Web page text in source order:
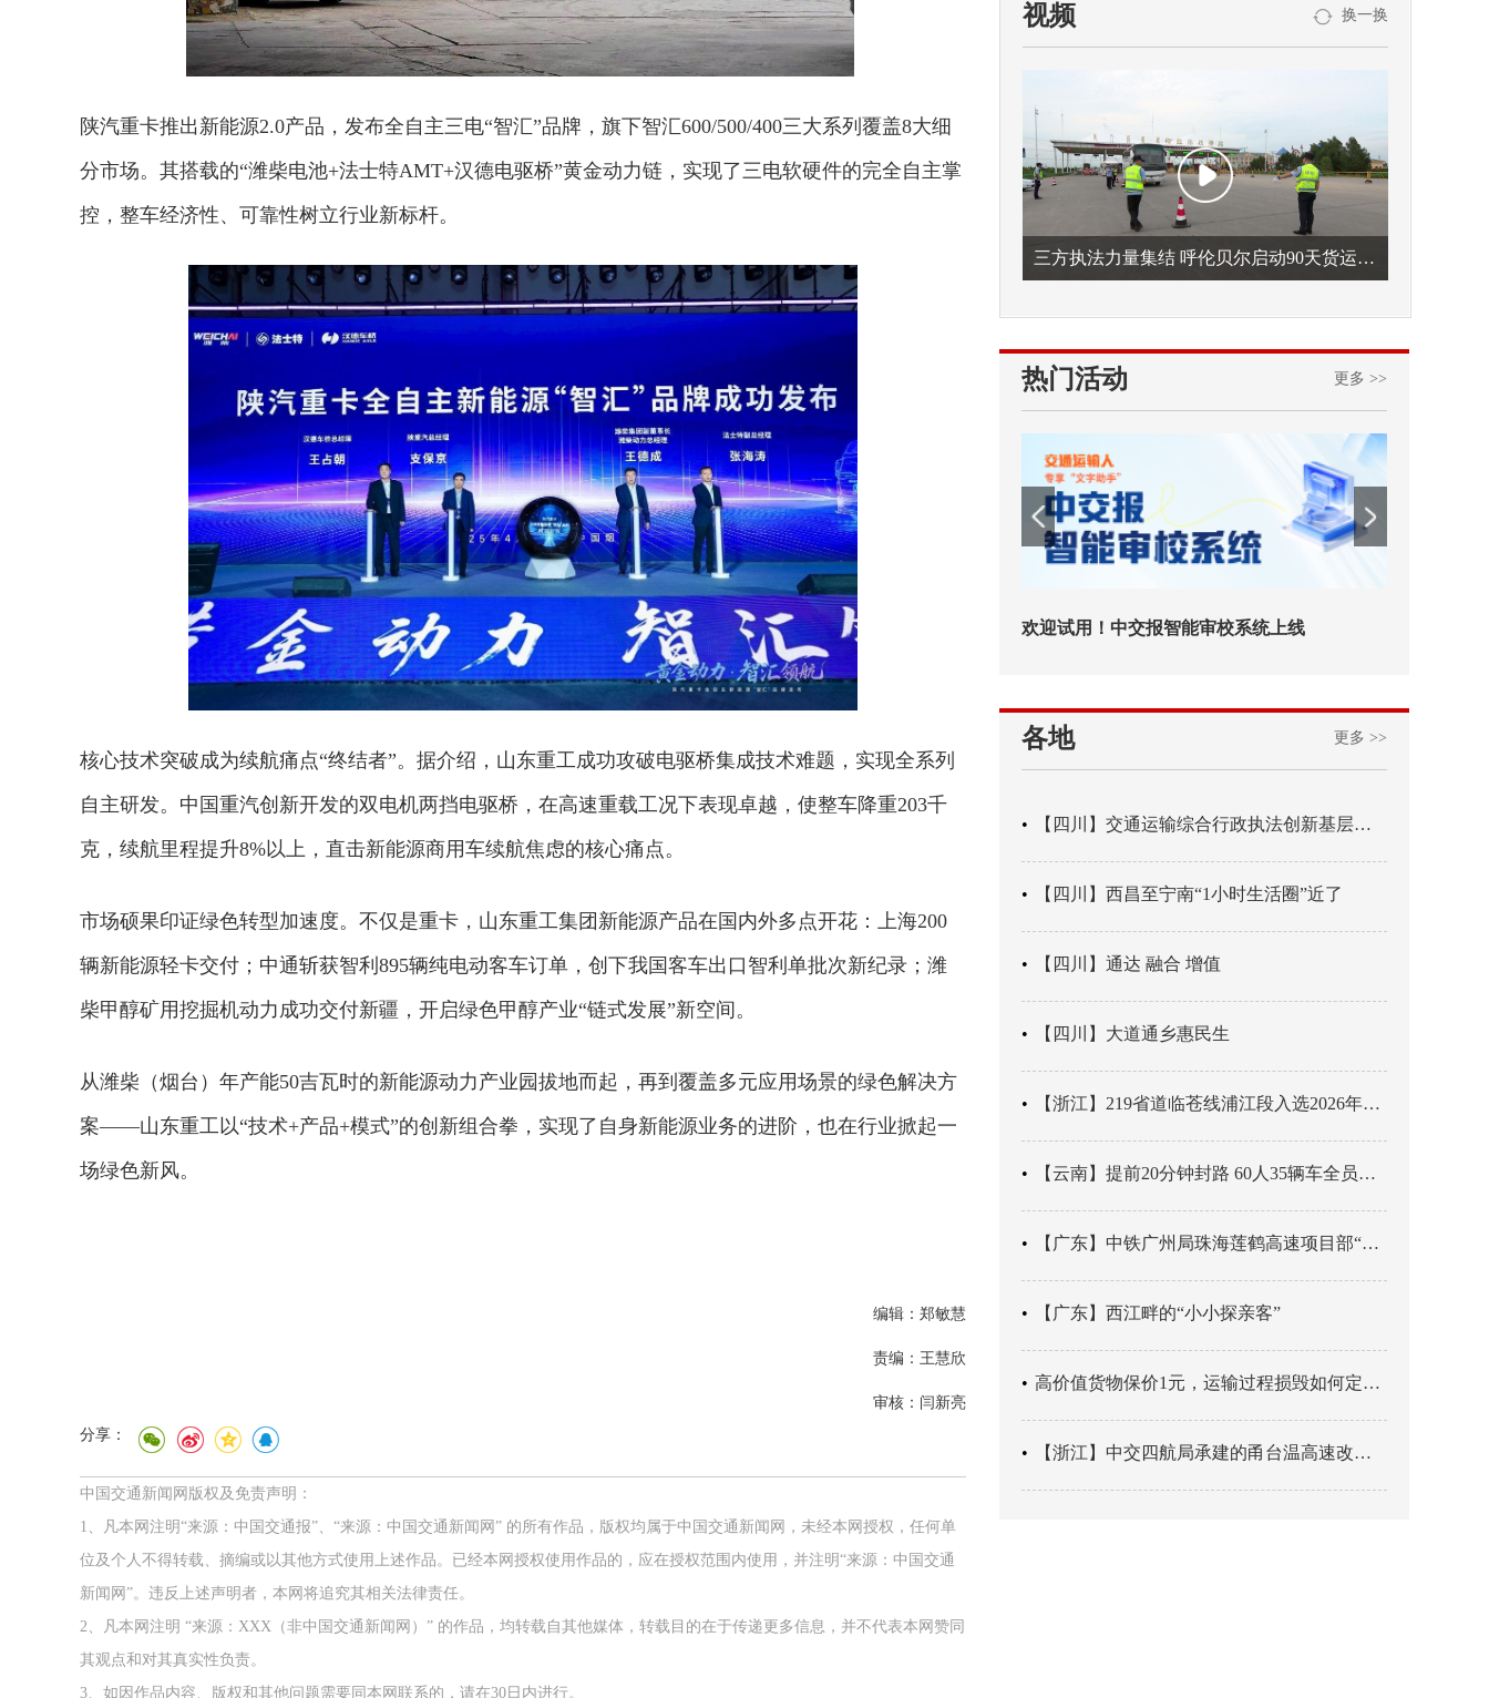
陕汽重卡推出新能源2.0产品，发布全自主三电“智汇”品牌，旗下智汇600/500/400三大系列覆盖8大细
分市场。其搭载的“潍柴电池+法士特AMT+汉德电驱桥”黄金动力链，实现了三电软硬件的完全自主掌
控，整车经济性、可靠性树立行业新标杆。
核心技术突破成为续航痛点“终结者”。据介绍，山东重工成功攻破电驱桥集成技术难题，实现全系列
自主研发。中国重汽创新开发的双电机两挡电驱桥，在高速重载工况下表现卓越，使整车降重203千
克，续航里程提升8%以上，直击新能源商用车续航焦虑的核心痛点。
市场硕果印证绿色转型加速度。不仅是重卡，山东重工集团新能源产品在国内外多点开花：上海200
辆新能源轻卡交付；中通斩获智利895辆纯电动客车订单，创下我国客车出口智利单批次新纪录；潍
柴甲醇矿用挖掘机动力成功交付新疆，开启绿色甲醇产业“链式发展”新空间。
从潍柴（烟台）年产能50吉瓦时的新能源动力产业园拔地而起，再到覆盖多元应用场景的绿色解决方
案——山东重工以“技术+产品+模式”的创新组合拳，实现了自身新能源业务的进阶，也在行业掀起一
场绿色新风。
编辑：郑敏慧
责编：王慧欣
审核：闫新亮
分享：
中国交通新闻网版权及免责声明：
1、凡本网注明“来源：中国交通报”、“来源：中国交通新闻网” 的所有作品，版权均属于中国交通新闻网，未经本网授权，任何单
位及个人不得转载、摘编或以其他方式使用上述作品。已经本网授权使用作品的，应在授权范围内使用，并注明“来源：中国交通
新闻网”。违反上述声明者，本网将追究其相关法律责任。
2、凡本网注明 “来源：XXX（非中国交通新闻网）” 的作品，均转载自其他媒体，转载目的在于传递更多信息，并不代表本网赞同
其观点和对其真实性负责。
3、如因作品内容、版权和其他问题需要同本网联系的，请在30日内进行。
视频 换一换
三方执法力量集结 呼伦贝尔启动90天货运车辆违法专项整治
热门活动 更多 >>
2026年中国航海日论坛 交通运输执法“我是大队长”主题活动 欢迎试用！中交报智能审校系统上线
各地 更多 >>
【四川】交通运输综合行政执法创新基层辖区治理“4+3” 新模式
【四川】西昌至宁南“1小时生活圈”近了
【四川】通达 融合 增值
【四川】大道通乡惠民生
【浙江】219省道临苍线浦江段入选2026年度美丽公路项目展示交流活动名单
【云南】提前20分钟封路 60人35辆车全员平安
【广东】中铁广州局珠海莲鹤高速项目部“靶向施训”筑牢应急处置防线
【广东】西江畔的“小小探亲客”
高价值货物保价1元，运输过程损毁如何定责？
【浙江】中交四航局承建的甬台温高速改扩建工程台州南段TJ06标段恢复双向通行